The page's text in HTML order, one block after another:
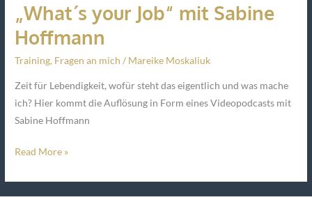
„What´s your Job“ mit Sabine
Hoffmann
Training, Fragen an mich / Mareike Moskaliuk
Zeit für Lebendigkeit, wofür steht das eigentlich und was mache
ich? Hier kommt die Auflösung in Form eines Videopodcasts mit
Sabine Hoffmann
Read More »